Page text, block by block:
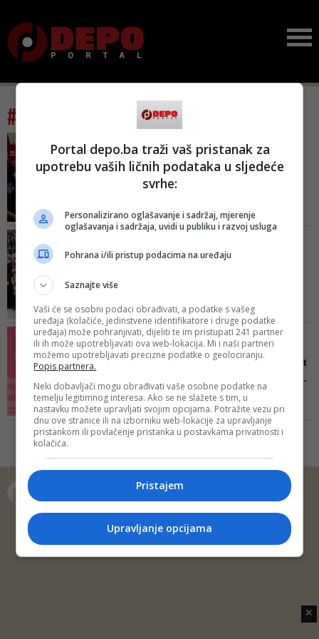
#tag: kandidat
ODLUKU
Tajno glasanje u SDP-u:
Referendum će biti održan u
periodu od 24. do 26. maja
SARAJEVU
Da li će biti jedno ime manje ili
više, to će zavisiti i od kandidata
koji su spominjani i njihovog
opredjeljenja, rekao je Genjac
VIDEO/ AMERIČKI PROFESOR
BH. PORIJEKLA
Poznat još jedan kandidat
za člana Predsjedništva ...
Svoju kandidaturu za člana
Predsjedništva BiH najavio je u
sinoćnjem Centralnom dnevniku
sa Senadom Hadžifejzovićem
Copyright © 2014 Depo Portal
Kontakt Marketing
Privatnost korisnika
O nama
✕
Portal depo.ba traži vaš pristanak za
upotrebu vaših ličnih podataka u sljedeće
svrhe:
Personalizirano oglašavanje i sadržaj, mjerenje
oglašavanja i sadržaja, uvidi u publiku i razvoj usluga
Pohrana i/ili pristup podacima na uređaju
Saznajte više
Vaši će se osobni podaci obrađivati, a podatke s vašeg
uređaja (kolačiće, jedinstvene identifikatore i druge podatke
uređaja) može pohranjivati, dijeliti te im pristupati 241 partner
ili ih može upotrebljavati ova web-lokacija. Mi i naši partneri
možemo upotrebljavati precizne podatke o geolociranju.
Popis partnera.
Neki dobavljači mogu obrađivati vaše osobne podatke na
temelju legitimnog interesa. Ako se ne slažete s tim, u
nastavku možete upravljati svojim opcijama. Potražite vezu pri
dnu ove stranice ili na izborniku web-lokacije za upravljanje
pristankom ili povlačenje pristanka u postavkama privatnosti i
kolačića.
Pristajem
Upravljanje opcijama